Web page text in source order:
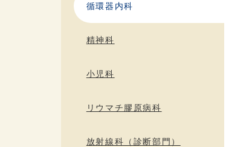
循環器内科
精神科
小児科
リウマチ膠原病科
放射線科（診断部門）